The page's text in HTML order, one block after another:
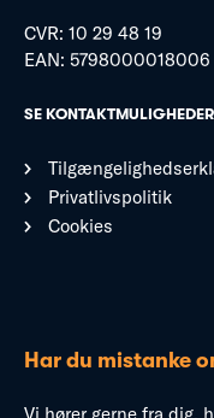
CVR: 10 29 48 19
EAN: 5798000018006
SE KONTAKTMULIGHEDER
Privatlivspolitik
Cookies
Har du mistanke